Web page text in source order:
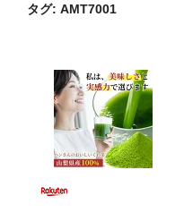
タグ: AMT7001